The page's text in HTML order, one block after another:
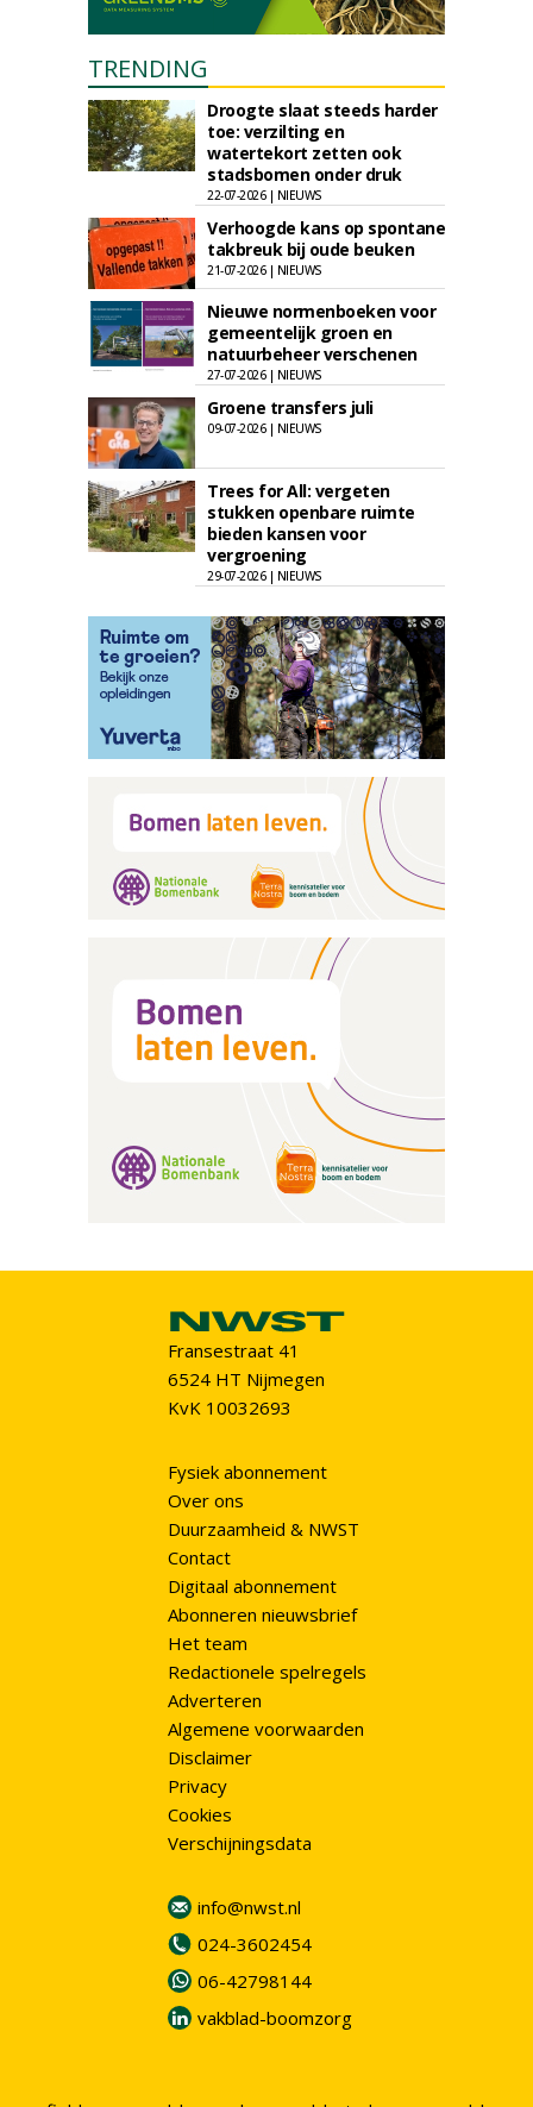
TRENDING
Droogte slaat steeds harder
toe: verzilting en
watertekort zetten ook
stadsbomen onder druk
22-07-2026 | NIEUWS
Verhoogde kans op spontane
takbreuk bij oude beuken
21-07-2026 | NIEUWS
Nieuwe normenboeken voor
gemeentelijk groen en
natuurbeheer verschenen
27-07-2026 | NIEUWS
Groene transfers juli
09-07-2026 | NIEUWS
Trees for All: vergeten
stukken openbare ruimte
bieden kansen voor
vergroening
29-07-2026 | NIEUWS
Fransestraat 41
6524 HT Nijmegen
KvK 10032693
Fysiek abonnement
Over ons
Duurzaamheid & NWST
Contact
Digitaal abonnement
Abonneren nieuwsbrief
Het team
Redactionele spelregels
Adverteren
Algemene voorwaarden
Disclaimer
Privacy
Cookies
Verschijningsdata
info@nwst.nl
024-3602454
06-42798144
vakblad-boomzorg